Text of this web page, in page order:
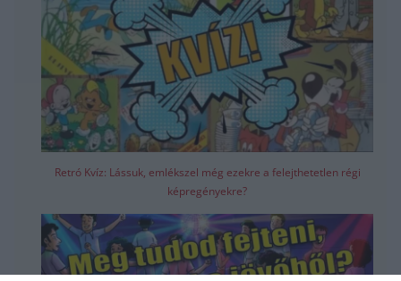
Retró Kvíz: Lássuk, emlékszel még ezekre a felejthetetlen régi
képregényekre?